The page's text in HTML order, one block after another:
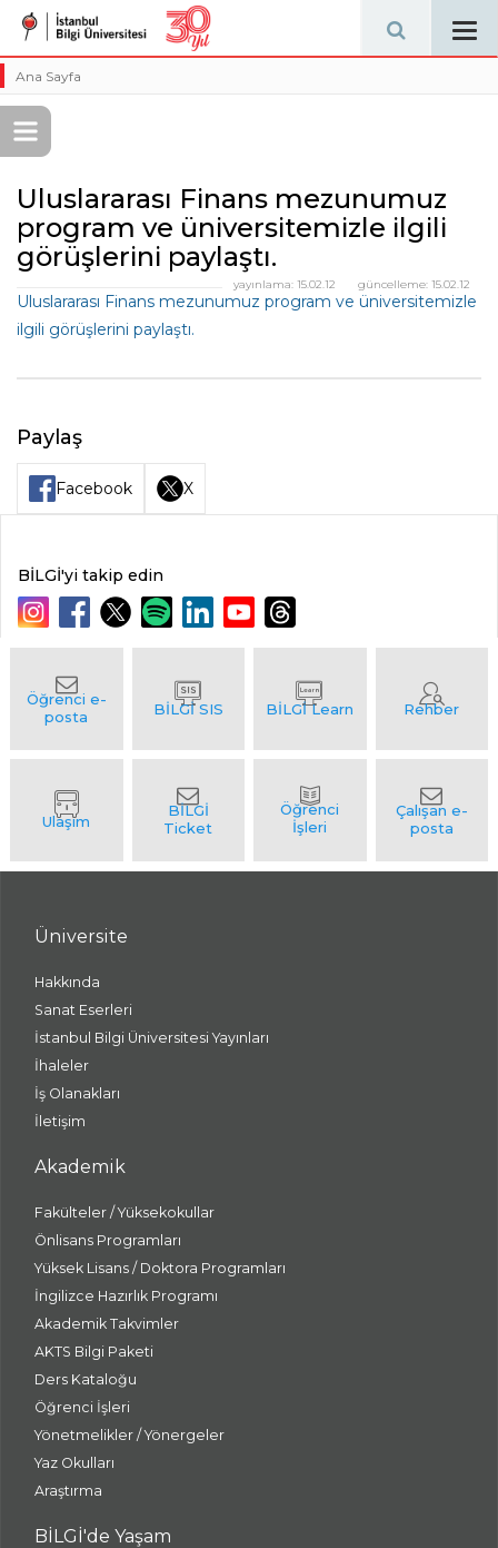
Ana Sayfa
Uluslararası Finans mezunumuz
program ve üniversitemizle ilgili
görüşlerini paylaştı.
güncelleme: 15.02.12
yayınlama: 15.02.12
Uluslararası Finans mezunumuz program ve üniversitemizle
ilgili görüşlerini paylaştı.
Paylaş
Facebook X
BİLGİ'yi takip edin
Üniversite
Hakkında
Sanat Eserleri
İstanbul Bilgi Üniversitesi Yayınları
İhaleler
İş Olanakları
İletişim
Akademik
Fakülteler / Yüksekokullar
Önlisans Programları
Yüksek Lisans / Doktora Programları
İngilizce Hazırlık Programı
Akademik Takvimler
AKTS Bilgi Paketi
Ders Kataloğu
Öğrenci İşleri
Yönetmelikler / Yönergeler
Yaz Okulları
Araştırma
BİLGİ'de Yaşam